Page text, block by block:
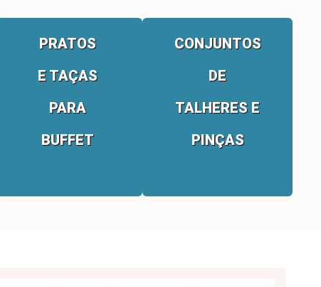
PRATOS
E TAÇAS
PARA
BUFFET
CONJUNTOS
DE
TALHERES E
PINÇAS